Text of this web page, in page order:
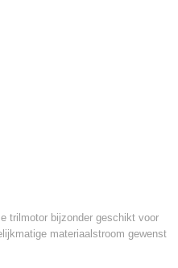
trilmotor bijzonder geschikt voor
materiaalstroom gewenst